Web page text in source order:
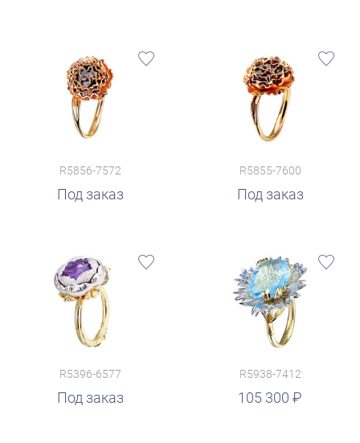
R5856-7572
Под заказ
R5855-7600
Под заказ
R5396-6577
Под заказ
R5938-7412
105 300
руб.